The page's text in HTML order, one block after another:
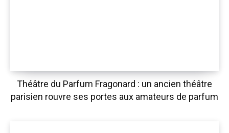
Théâtre du Parfum Fragonard : un ancien théâtre
parisien rouvre ses portes aux amateurs de parfum